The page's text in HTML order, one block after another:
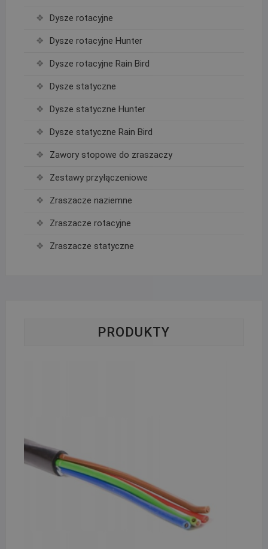
Dysze rotacyjne
Dysze rotacyjne Hunter
Dysze rotacyjne Rain Bird
Dysze statyczne
Dysze statyczne Hunter
Dysze statyczne Rain Bird
Zawory stopowe do zraszaczy
Zestawy przyłączeniowe
Zraszacze naziemne
Zraszacze rotacyjne
Zraszacze statyczne
PRODUKTY